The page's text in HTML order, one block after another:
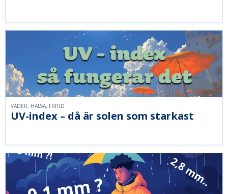
UV-index – då är solen som starkast
VÄDER, HÄLSA, FRITID